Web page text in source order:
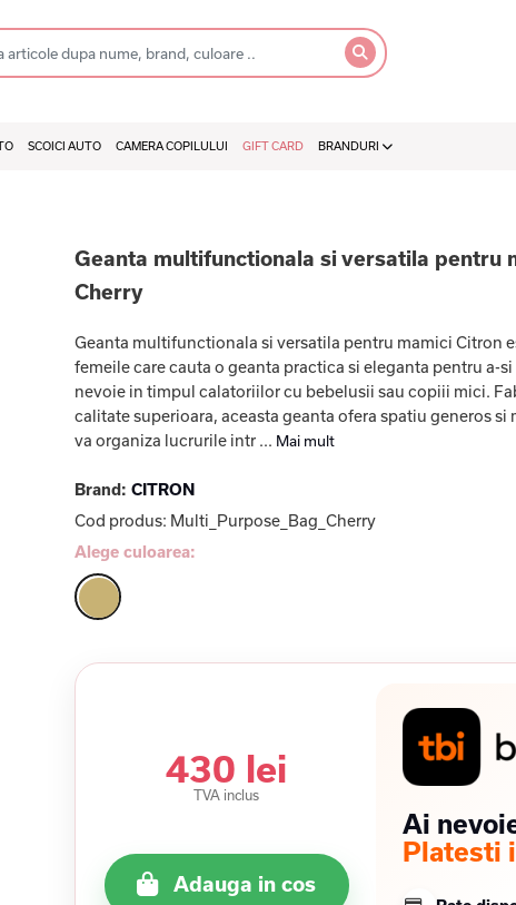
SCOICI AUTO CAMERA COPILULUI GIFT CARD BRANDURI
Geanta multifunctionala si versatila pentru
Cherry
Geanta multifunctionala si versatila pentru mamici Citron
femeile care cauta o geanta practica si eleganta pentru a-
nevoie in timpul calatoriilor cu bebelusii sau copiii mici.
calitate superioara, aceasta geanta ofera spatiu generos
va organiza lucrurile intr ... Mai mult
Brand: CITRON
Cod produs: Multi_Purpose_Bag_Cherry
Alege culoarea:
430 lei
TVA inclus
Adauga in cos
Ai
Platesti